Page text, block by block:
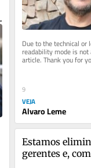
Due to the technical or
readability mode is
article. Thank you for
understanding.
9
VEJA
Alvaro Leme
Estamos
gerentes e,